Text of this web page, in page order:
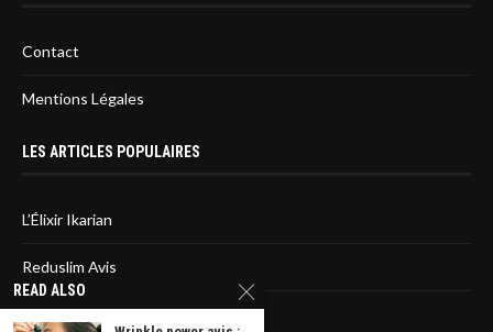
Contact
Mentions Légales
LES ARTICLES POPULAIRES
L’Élixir Ikarian
Reduslim Avis
Sirtfood diet : L’avis des médecins
READ ALSO